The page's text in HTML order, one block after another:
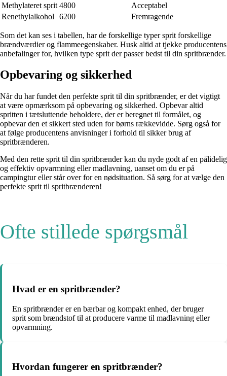
Methylateret sprit 4800
Acceptabel
Renethylalkohol
6200 Fremragende
Som det kan ses i tabellen, har de forskellige typer sprit forskellige
brændværdier og flammeegenskaber. Husk altid at tjekke producentens
anbefalinger for, hvilken type sprit der passer bedst til din spritbrænder.
Opbevaring og sikkerhed
Når du har fundet den perfekte sprit til din spritbrænder, er det vigtigt
at være opmærksom på opbevaring og sikkerhed. Opbevar altid
spritten i tætsluttende beholdere, der er beregnet til formålet, og
opbevar den et sikkert sted uden for børns rækkevidde. Sørg også for
at følge producentens anvisninger i forhold til sikker brug af
spritbrænderen.
Med den rette sprit til din spritbrænder kan du nyde godt af en pålidelig
og effektiv opvarmning eller madlavning, uanset om du er på
campingtur eller står over for en nødsituation. Så sørg for at vælge den
perfekte sprit til spritbrænderen!
Ofte stillede spørgsmål
Hvad er en spritbrænder?
En spritbrænder er en bærbar og kompakt enhed, der bruger
sprit som brændstof til at producere varme til madlavning eller
opvarmning.
Hvordan fungerer en spritbrænder?